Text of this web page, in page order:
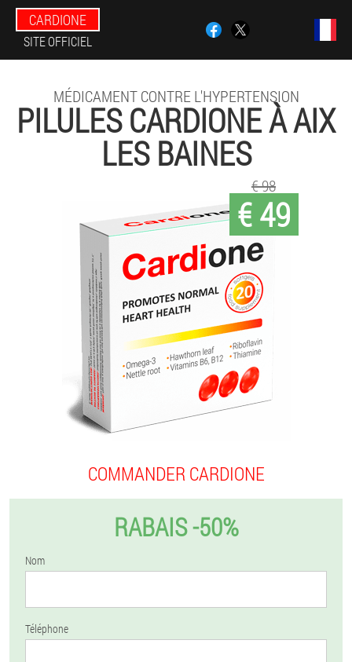
CARDIONE
SITE OFFICIEL
MÉDICAMENT CONTRE L'HYPERTENSION
PILULES CARDIONE À AIX
LES BAINES
€ 49
€ 98
COMMANDER CARDIONE
RABAIS -50%
Nom
Téléphone